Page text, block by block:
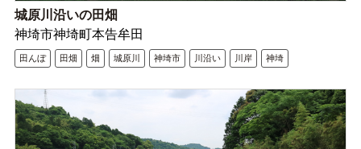
城原川沿いの田畑
神埼市神埼町本告牟田
田んぼ 田畑 畑 城原川 神埼市 川沿い 川岸 神埼